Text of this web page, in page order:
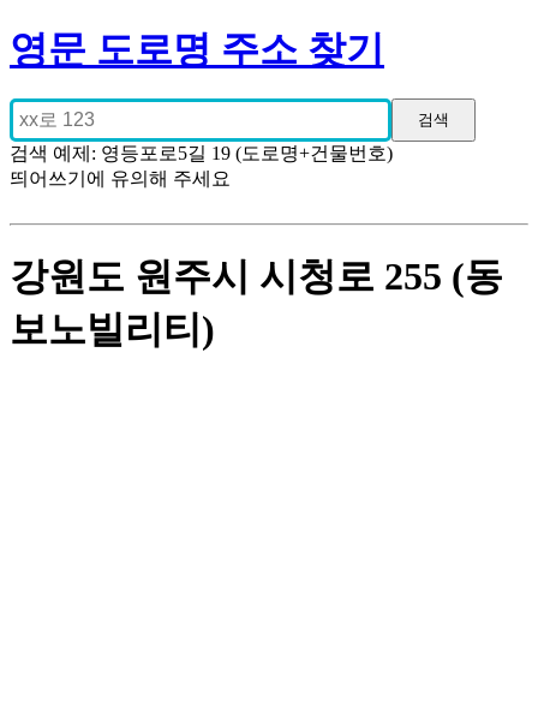
영문 도로명 주소 찾기
검색 예제: 영등포로5길 19 (도로명+건물번호)
띄어쓰기에 유의해 주세요
강원도 원주시 시청로 255 (동
보노빌리티)